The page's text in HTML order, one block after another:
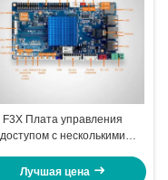
F3X Плата управления
доступом с несколькими
расширением для
Лучшая цена